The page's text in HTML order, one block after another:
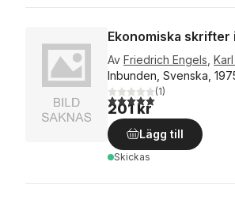
Ekonomiska skrifter
Av Friedrich Engels
Inbunden, Svenska,
5,0utav 5 stjärnor. Totalt
(1)
201 kr
Lägg till
Skickas